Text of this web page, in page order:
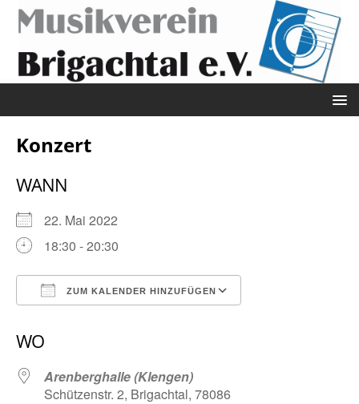
Konzert
WANN
22. Mai 2022
18:30 - 20:30
ZUM KALENDER HINZUFÜGEN
WO
Arenberghalle (Klengen)
Schützenstr. 2, Brigachtal, 78086